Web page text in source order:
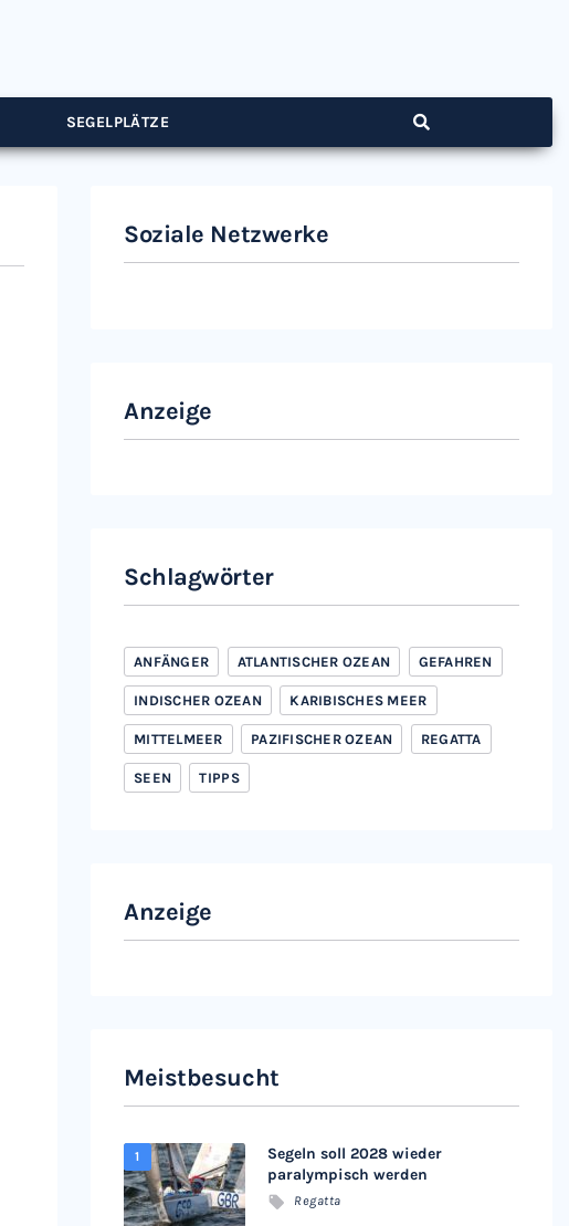
SEGELPLÄTZE
Soziale Netzwerke
Anzeige
Schlagwörter
ANFÄNGER ATLANTISCHER OZEAN GEFAHREN
INDISCHER OZEAN KARIBISCHES MEER
MITTELMEER PAZIFISCHER OZEAN REGATTA
SEEN TIPPS
Anzeige
Meistbesucht
Segeln soll 2028 wieder
paralympisch werden
Regatta